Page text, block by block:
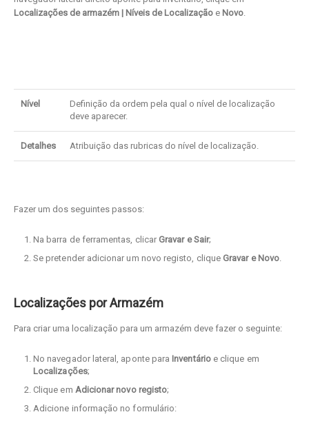
Localizações de armazém | Níveis de Localização e Novo.
Nível
Definição da ordem pela qual o nível de localização
deve aparecer.
Detalhes Atribuição das rubricas do nível de localização.
Fazer um dos seguintes passos:
Na barra de ferramentas, clicar Gravar e Sair;
Se pretender adicionar um novo registo, clique Gravar e Novo.
Localizações por Armazém
Para criar uma localização para um armazém deve fazer o seguinte:
No navegador lateral, aponte para Inventárioe clique em
Localizações;
Clique em Adicionar novo registo;
Adicione informação no formulário: